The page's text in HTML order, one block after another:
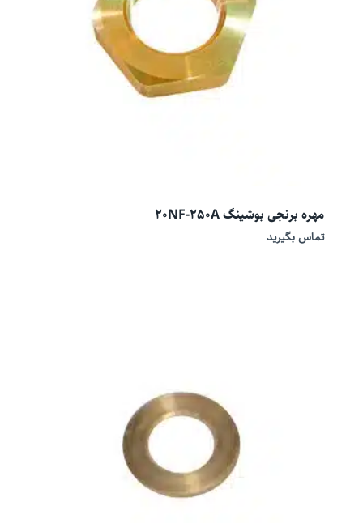
مهره برنجی بوشینگ 20NF-250A
تماس بگیرید